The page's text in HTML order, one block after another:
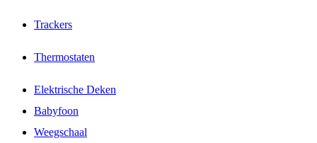
Trackers
Thermostaten
Elektrische Deken
Babyfoon
Weegschaal